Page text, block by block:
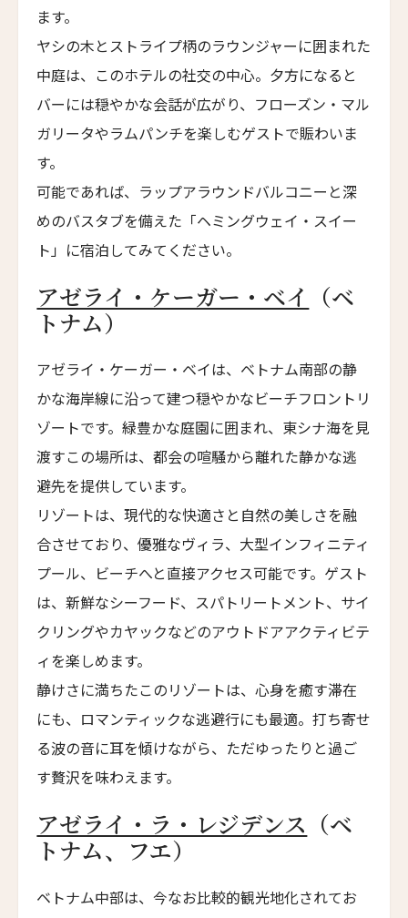
ファイブ スプリング リゾート ザ・白浜
ヨンチ・ホテル・シアン
Younch Hotel Xi'an
ホテル長楽館
Hotel Chourakukan
フォションホテル京都
Fauchon L’Hotel Kyoto
Hotel Éclat Beijing
イントゥ・ホテル・チビ
Kaipuu on the Reef
ザ・ドーン・ラグジュアリーホテル
The Dawn Luxury Hotel
ホテル・レ・アルミュール
Hotel Les Armures
チョウシュイ・ヴィラ
Qiushui Villa
レイクビュー・ホテル・ユロンワン
Lakeview Hotel Yulongwan Kunming
ザ・ハンユウ・ガーデン・リザーブ・スージョウ
The Hanyu Garden Reserve Suzhou
ザ・スコータイ・シャンハイ
The Sukhothai Shanghai
ニュー・ジンリー・ホテル
ジー・ユン・シュアン・チン・リゾート＆スパ
Zi Yun Xuan Qing Resort & Spa
ザ・ムーン・マンション
ます。
ヤシの木とストライプ柄のラウンジャーに囲まれた
中庭は、このホテルの社交の中心。夕方になると
バーには穏やかな会話が広がり、フローズン・マル
ガリータやラムパンチを楽しむゲストで賑わいま
す。
可能であれば、ラップアラウンドバルコニーと深
めのバスタブを備えた「ヘミングウェイ・スイー
ト」に宿泊してみてください。
アゼライ・ケーガー・ベイ
（ベ
トナム）
アゼライ・ケーガー・ベイは、ベトナム南部の静
かな海岸線に沿って建つ穏やかなビーチフロントリ
ゾートです。緑豊かな庭園に囲まれ、東シナ海を見
渡すこの場所は、都会の喧騒から離れた静かな逃
避先を提供しています。
リゾートは、現代的な快適さと自然の美しさを融
合させており、優雅なヴィラ、大型インフィニティ
プール、ビーチへと直接アクセス可能です。ゲスト
は、新鮮なシーフード、スパトリートメント、サイ
クリングやカヤックなどのアウトドアアクティビテ
ィを楽しめます。
静けさに満ちたこのリゾートは、心身を癒す滞在
にも、ロマンティックな逃避行にも最適。打ち寄せ
る波の音に耳を傾けながら、ただゆったりと過ご
す贅沢を味わえます。
アゼライ・ラ・レジデンス （ベ
トナム、フエ）
ベトナム中部は、今なお比較的観光地化されてお